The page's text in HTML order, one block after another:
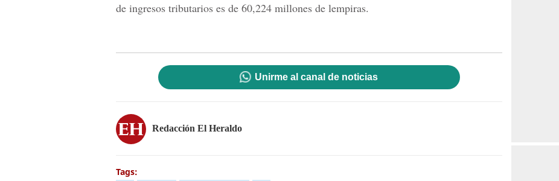
de ingresos tributarios es de 60,224 millones de lempiras.
Unirme al canal de noticias
Redacción El Heraldo
Tags: